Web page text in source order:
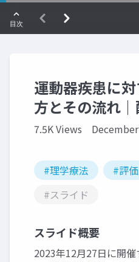
運動器疾患に
方とその流れ
7.5K Views
#理学療法 #評価
#スライド
スライド概要
2023年12月27日に開